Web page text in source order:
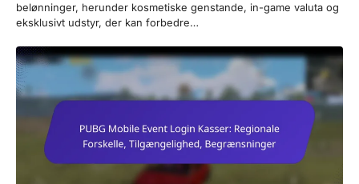
belønninger, herunder kosmetiske genstande, in-game valuta og
eksklusivt udstyr, der kan forbedre…